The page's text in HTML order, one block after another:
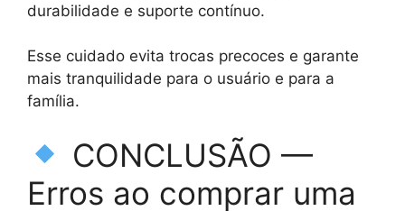
durabilidade e suporte contínuo.
Esse cuidado evita trocas precoces e garante
mais tranquilidade para o usuário e para a
família.
CONCLUSÃO —
Erros ao comprar uma